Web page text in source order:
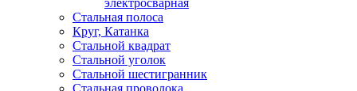
электросварная
Стальная полоса
Круг, Катанка
Стальной квадрат
Стальной уголок
Стальной шестигранник
Стальная проволока